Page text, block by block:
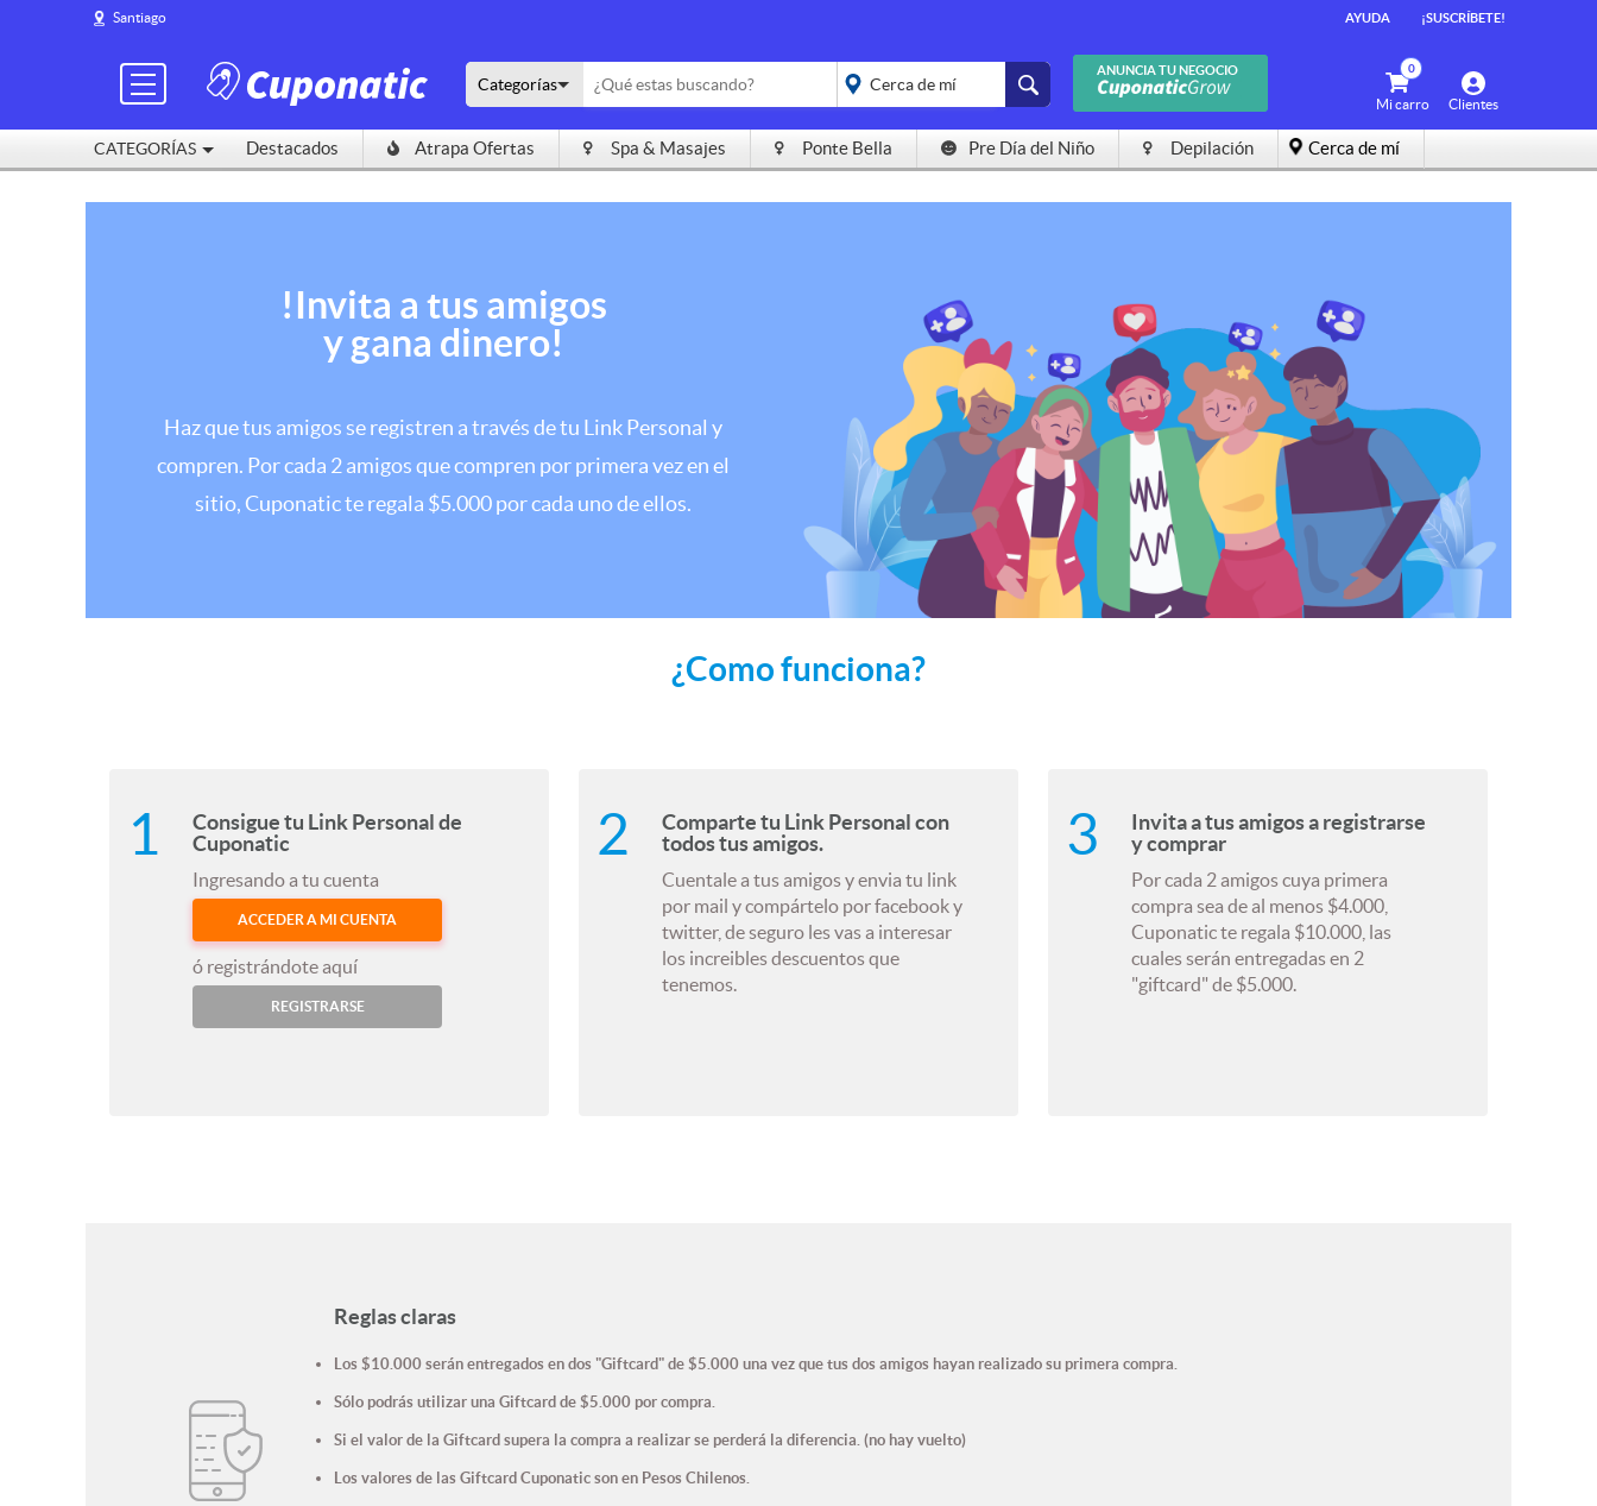
Santiago AYUDA ¡SUSCRÍBETE!
CATEGORÍAS
ANUNCIA TU NEGOCIO
Clientes
Categorías
placeholder="Todo el
0
Mi carro
Destacados Atrapa Ofertas Spa & Masajes Ponte Bella Pre Día del Niño Depilación Cerca de mí
!Invita a tus amigos
y gana dinero!
Haz que tus amigos se registren a través de tu Link Personal y
compren. Por cada 2 amigos que compren por primera vez en el
sitio, Cuponatic te regala $5.000 por cada uno de ellos.
¿Como funciona?
Consigue tu Link Personal de
Cuponatic
Ingresando a tu cuenta
ACCEDER A MI CUENTA
ó registrándote aquí
REGISTRARSE
Comparte tu Link Personal con
todos tus amigos.
Cuentale a tus amigos y envia tu link
por mail y compártelo por facebook y
twitter, de seguro les vas a interesar
los increibles descuentos que
tenemos.
Invita a tus amigos a registrarse
y comprar
Por cada 2 amigos cuya primera
compra sea de al menos $4.000,
Cuponatic te regala $10.000, las
cuales serán entregadas en 2
"giftcard" de $5.000.
Reglas claras
Los $10.000 serán entregados en dos "Giftcard" de $5.000 una vez que tus dos amigos hayan realizado su primera compra.
Sólo podrás utilizar una Giftcard de $5.000 por compra.
Si el valor de la Giftcard supera la compra a realizar se perderá la diferencia. (no hay vuelto)
Los valores de las Giftcard Cuponatic son en Pesos Chilenos.